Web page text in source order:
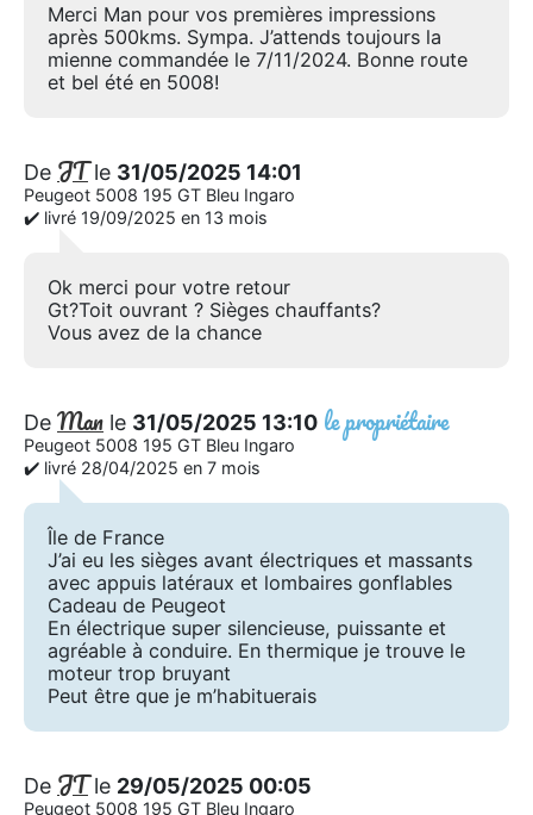
Merci Man pour vos premières impressions
après 500kms. Sympa. J’attends toujours la
mienne commandée le 7/11/2024. Bonne route
et bel été en 5008!
De JTle 31/05/2025 14:01
Peugeot 5008 195 GT Bleu Ingaro
✔️ livré 19/09/2025 en 13 mois
Ok merci pour votre retour
Gt?Toit ouvrant ? Sièges chauffants?
Vous avez de la chance
De Man le 31/05/2025 13:10 le propriétaire
Peugeot 5008 195 GT Bleu Ingaro
✔️ livré 28/04/2025 en 7 mois
Île de France
J’ai eu les sièges avant électriques et massants
avec appuis latéraux et lombaires gonflables
Cadeau de Peugeot
En électrique super silencieuse, puissante et
agréable à conduire. En thermique je trouve le
moteur trop bruyant
Peut être que je m’habituerais
De JTle 29/05/2025 00:05
Peugeot 5008 195 GT Bleu Ingaro